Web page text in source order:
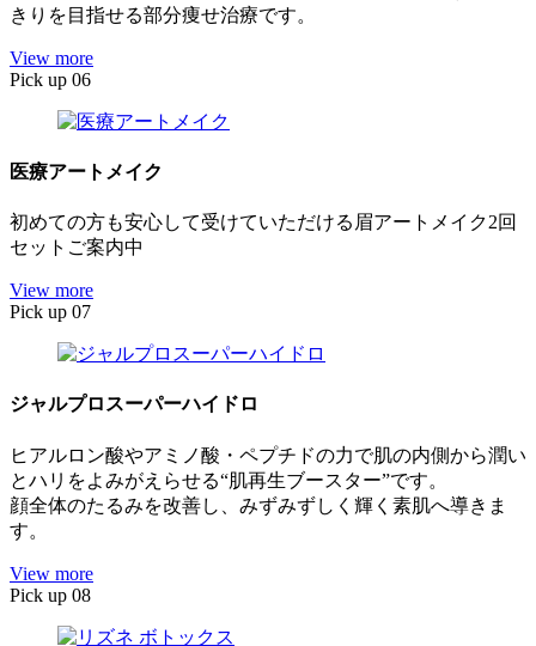
きりを目指せる部分痩せ治療です。
View more
Pick up 06
医療アートメイク
初めての方も安心して受けていただける眉アートメイク2回
セットご案内中
View more
Pick up 07
ジャルプロスーパーハイドロ
ヒアルロン酸やアミノ酸・ペプチドの力で肌の内側から潤い
とハリをよみがえらせる“肌再生ブースター”です。
顔全体のたるみを改善し、みずみずしく輝く素肌へ導きま
す。
View more
Pick up 08